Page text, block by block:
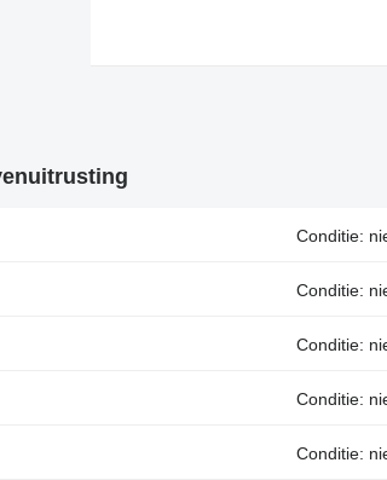
Conditie:
Conditie:
Conditie:
Conditie:
Conditie: